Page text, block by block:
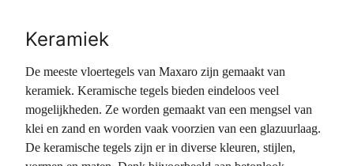
Keramiek
De meeste vloertegels van Maxaro zijn gemaakt van
keramiek. Keramische tegels bieden eindeloos veel
mogelijkheden. Ze worden gemaakt van een mengsel van
klei en zand en worden vaak voorzien van een glazuurlaag.
De keramische tegels zijn er in diverse kleuren, stijlen,